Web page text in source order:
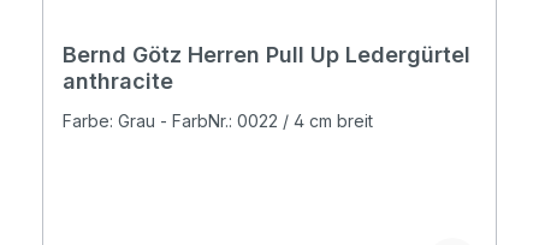
Bernd Götz Herren Pull Up Ledergürtel
anthracite
Farbe: Grau - FarbNr.: 0022 / 4 cm breit